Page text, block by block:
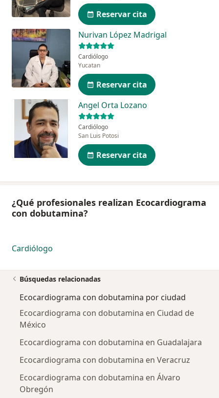
Reservar cita
Nurivan López Madrigal
Cardiólogo
Yucatan
Reservar cita
Angel Orta Lozano
Cardiólogo
San Luis Potosi
Reservar cita
¿Qué profesionales realizan Ecocardiograma
con dobutamina?
Cardiólogo
Búsquedas relacionadas
Ecocardiograma con dobutamina por ciudad
Ecocardiograma con dobutamina en Ciudad de
México
Ecocardiograma con dobutamina en Guadalajara
Ecocardiograma con dobutamina en Veracruz
Ecocardiograma con dobutamina en Álvaro
Obregón